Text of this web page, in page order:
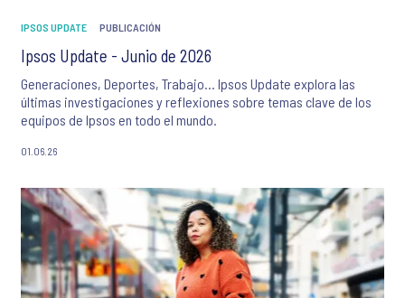
IPSOS UPDATE PUBLICACIÓN
Ipsos Update - Junio de 2026
Generaciones, Deportes, Trabajo… Ipsos Update explora las
últimas investigaciones y reflexiones sobre temas clave de los
equipos de Ipsos en todo el mundo.
01.06.26